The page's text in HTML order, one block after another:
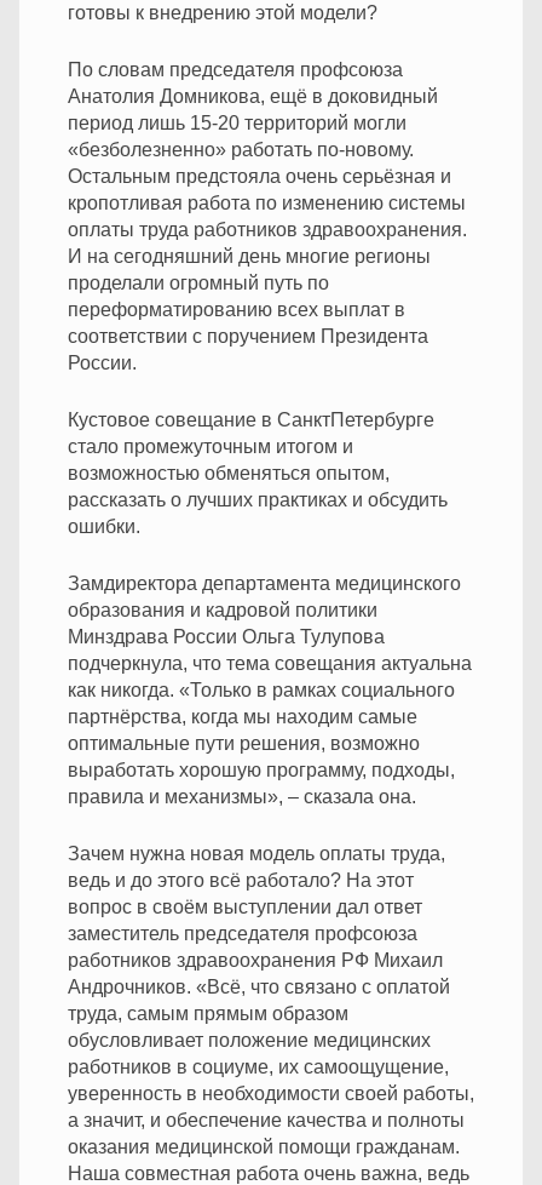
готовы к внедрению этой модели?
По словам председателя профсоюза
Анатолия Домникова, ещё в доковидный
период лишь 15-20 территорий могли
«безболезненно» работать по-новому.
Остальным предстояла очень серьёзная и
кропотливая работа по изменению системы
оплаты труда работников здравоохранения.
И на сегодняшний день многие регионы
проделали огромный путь по
переформатированию всех выплат в
соответствии с поручением Президента
России.
Кустовое совещание в СанктПетербурге
стало промежуточным итогом и
возможностью обменяться опытом,
рассказать о лучших практиках и обсудить
ошибки.
Замдиректора департамента медицинского
образования и кадровой политики
Минздрава России Ольга Тулупова
подчеркнула, что тема совещания актуальна
как никогда. «Только в рамках социального
партнёрства, когда мы находим самые
оптимальные пути решения, возможно
выработать хорошую программу, подходы,
правила и механизмы», – сказала она.
Зачем нужна новая модель оплаты труда,
ведь и до этого всё работало? На этот
вопрос в своём выступлении дал ответ
заместитель председателя профсоюза
работников здравоохранения РФ Михаил
Андрочников. «Всё, что связано с оплатой
труда, самым прямым образом
обусловливает положение медицинских
работников в социуме, их самоощущение,
уверенность в необходимости своей работы,
а значит, и обеспечение качества и полноты
оказания медицинской помощи гражданам.
Наша совместная работа очень важна, ведь